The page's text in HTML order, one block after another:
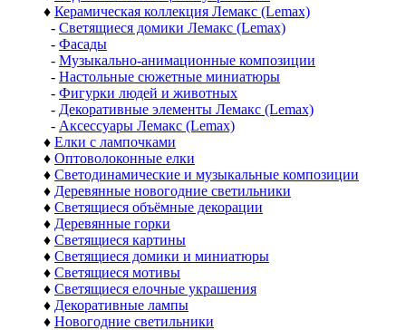
♦ Керамическая коллекция Лемакс (Lemax)
- Светящиеся домики Лемакс (Lemax)
- Фасады
- Музыкально-анимационные композиции
- Настольные сюжетные миниатюры
- Фигурки людей и животных
- Декоративные элементы Лемакс (Lemax)
- Аксессуары Лемакс (Lemax)
♦ Елки с лампочками
♦ Оптоволоконные елки
♦ Светодинамические и музыкальные композиции
♦ Деревянные новогодние светильники
♦ Светящиеся объёмные декорации
♦ Деревянные горки
♦ Светящиеся картины
♦ Светящиеся домики и миниатюры
♦ Светящиеся мотивы
♦ Светящиеся елочные украшения
♦ Декоративные лампы
♦ Новогодние светильники